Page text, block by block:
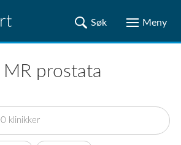
MR prostata